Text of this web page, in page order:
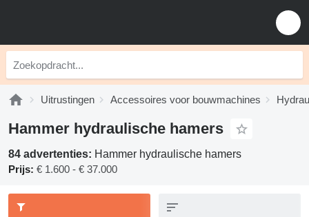
Uitrustingen Accessoires voor bouwmachines
Hammer hydraulische hamers
84 advertenties: Hammer hydraulische hamers
Prijs: € 1.600 - € 37.000